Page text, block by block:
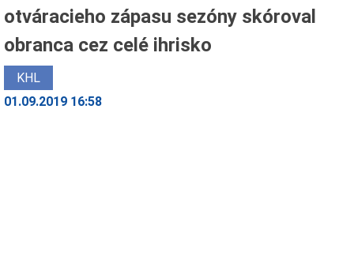
otváracieho zápasu sezóny skóroval
obranca cez celé ihrisko
KHL
01.09.2019 16:58